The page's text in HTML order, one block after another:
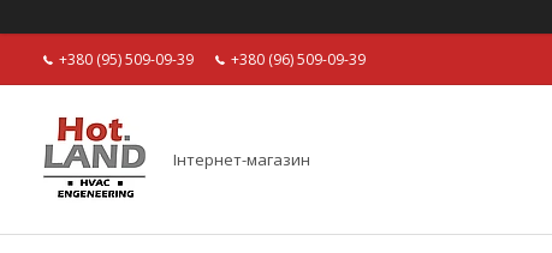
+380 (95) 509-09-39 +380 (96) 509-09-39
Інтернет-магазин